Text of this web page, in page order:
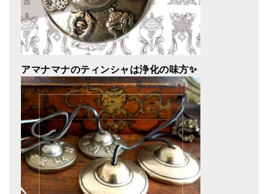
アマナマナのティンシャは浄化の味方✨